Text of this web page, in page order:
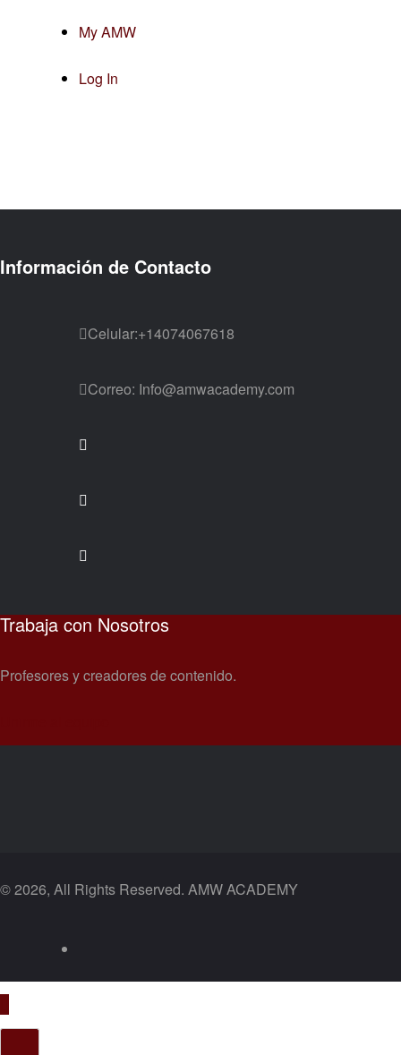
My AMW
Log In
Información de Contacto
Celular:+14074067618
Correo: Info@amwacademy.com
Trabaja con Nosotros
Profesores y creadores de contenido.
© 2026, All Rights Reserved. AMW ACADEMY